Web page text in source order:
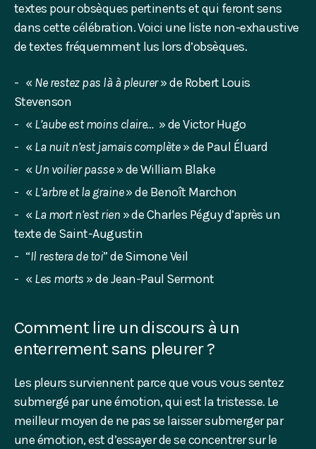
textes pour obsèques pertinents et qui feront sens
dans cette célébration. Voici une liste non-exhaustive
de textes fréquemment lus lors d’obsèques.
«Ne restez pas là à pleurer» de Robert Louis
Stevenson
«L’aube est moins claire…» de Victor Hugo
«La nuit n’est jamais complète» de Paul Éluard
«Un voilier passe» de William Blake
«L’arbre et la graine» de Benoît Marchon
«La mort n’est rien » de Charles Péguy d’après un
texte de Saint-Augustin
“Il restera de toi” de Simone Veil
«Les morts » de Jean-Paul Sermont
Comment lire un discours à un
enterrement sans pleurer ?
Les pleurs surviennent parce que vous vous sentez
submergé par une émotion, qui est la tristesse. Le
meilleur moyen de ne pas se laisser submerger par
une émotion, est d’essayer de se concentrer sur le